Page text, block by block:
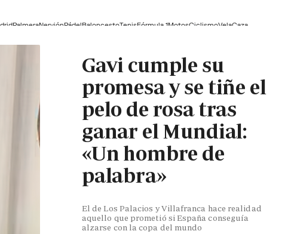
PalmeraNerviónPádelBaloncestoTenisFórmula 1MotosCiclismoVelaCaza
Gavi cumple su
promesa y se tiñe el
pelo de rosa tras
ganar el Mundial:
«Un hombre de
palabra»
El de Los Palacios y Villafranca hace realidad
aquello que prometió si España conseguía
alzarse con la copa del mundo